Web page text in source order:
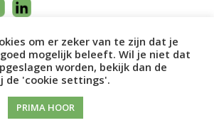
om er zeker van te zijn dat je
mogelijk beleeft. Wil je niet dat
worden, bekijk dan de
de 'cookie settings'.
PRIMA HOOR